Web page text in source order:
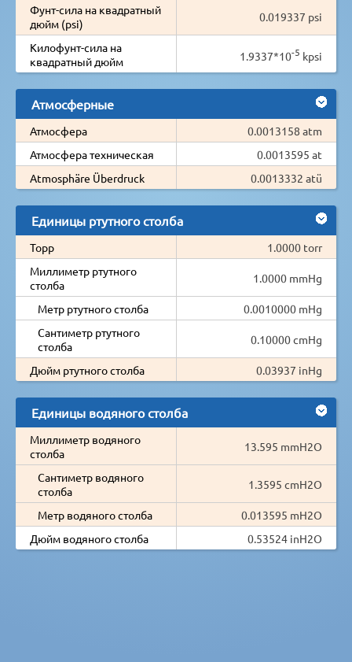
Фунт-сила на квадратный
дюйм (psi)
0.019337 psi
Килофунт-сила на
квадратный дюйм
1.9337*10-5 kpsi
Атмосферные
Атмосфера
0.0013158 atm
Атмосфера техническая
0.0013595 at
Atmosphäre Überdruck
0.0013332 atü
Единицы ртутного столба
Торр
1.0000 torr
Миллиметр ртутного
столба
1.0000 mmHg
Метр ртутного столба
0.0010000 mHg
Сантиметр ртутного
столба
0.10000 cmHg
Дюйм ртутного столба 0.03937 inHg
Единицы водяного столба
Миллиметр водяного
столба
13.595 mmH2O
Сантиметр водяного
столба
1.3595 cmH2O
Метр водяного столба
0.013595 mH2O
Дюйм водяного столба
0.53524 inH2O